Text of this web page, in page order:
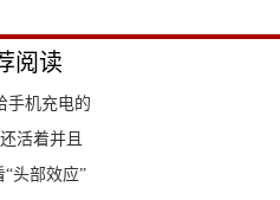
阅读
手机充电的
活着并且
头部效应”